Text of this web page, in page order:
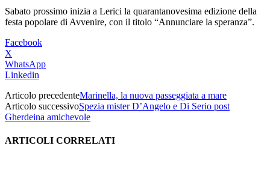
Sabato prossimo inizia a Lerici la quarantanovesima edizione della
festa popolare di Avvenire, con il titolo “Annunciare la speranza”.
Facebook
X
WhatsApp
Linkedin
Articolo precedenteMarinella, la nuova passeggiata a mare
Articolo successivoSpezia mister D’Angelo e Di Serio post
Gherdeina amichevole
ARTICOLI CORRELATI